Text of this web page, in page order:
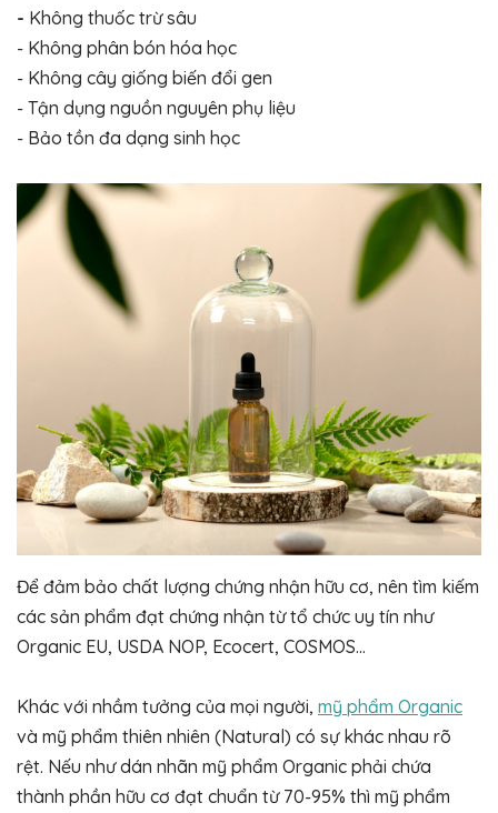
- Không thuốc trừ sâu
- Không phân bón hóa học
- Không cây giống biến đổi gen
- Tận dụng nguồn nguyên phụ liệu
- Bảo tồn đa dạng sinh học
Để đảm bảo chất lượng chứng nhận hữu cơ, nên tìm kiếm
các sản phẩm đạt chứng nhận từ tổ chức uy tín như
Organic EU, USDA NOP, Ecocert, COSMOS…
Khác với nhầm tưởng của mọi người, mỹ phẩm Organic
và mỹ phẩm thiên nhiên (Natural) có sự khác nhau rõ
rệt. Nếu như dán nhãn mỹ phẩm Organic phải chứa
thành phần hữu cơ đạt chuẩn từ 70-95% thì mỹ phẩm